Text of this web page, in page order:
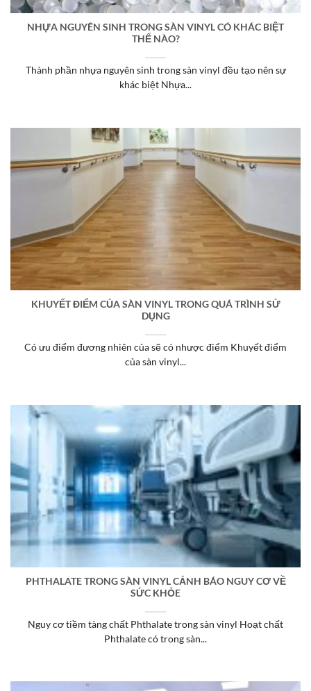
NHỰA NGUYÊN SINH TRONG SÀN VINYL CÓ KHÁC BIỆT
THẾ NÀO?
Thành phần nhựa nguyên sinh trong sàn vinyl đều tạo nên sự
khác biệt Nhựa...
KHUYẾT ĐIỂM CỦA SÀN VINYL TRONG QUÁ TRÌNH SỬ
DỤNG
Có ưu điểm đương nhiên của sẽ có nhược điểm Khuyết điểm
của sàn vinyl...
PHTHALATE TRONG SÀN VINYL CẢNH BÁO NGUY CƠ VỀ
SỨC KHỎE
Nguy cơ tiềm tàng chất Phthalate trong sàn vinyl Hoạt chất
Phthalate có trong sàn...